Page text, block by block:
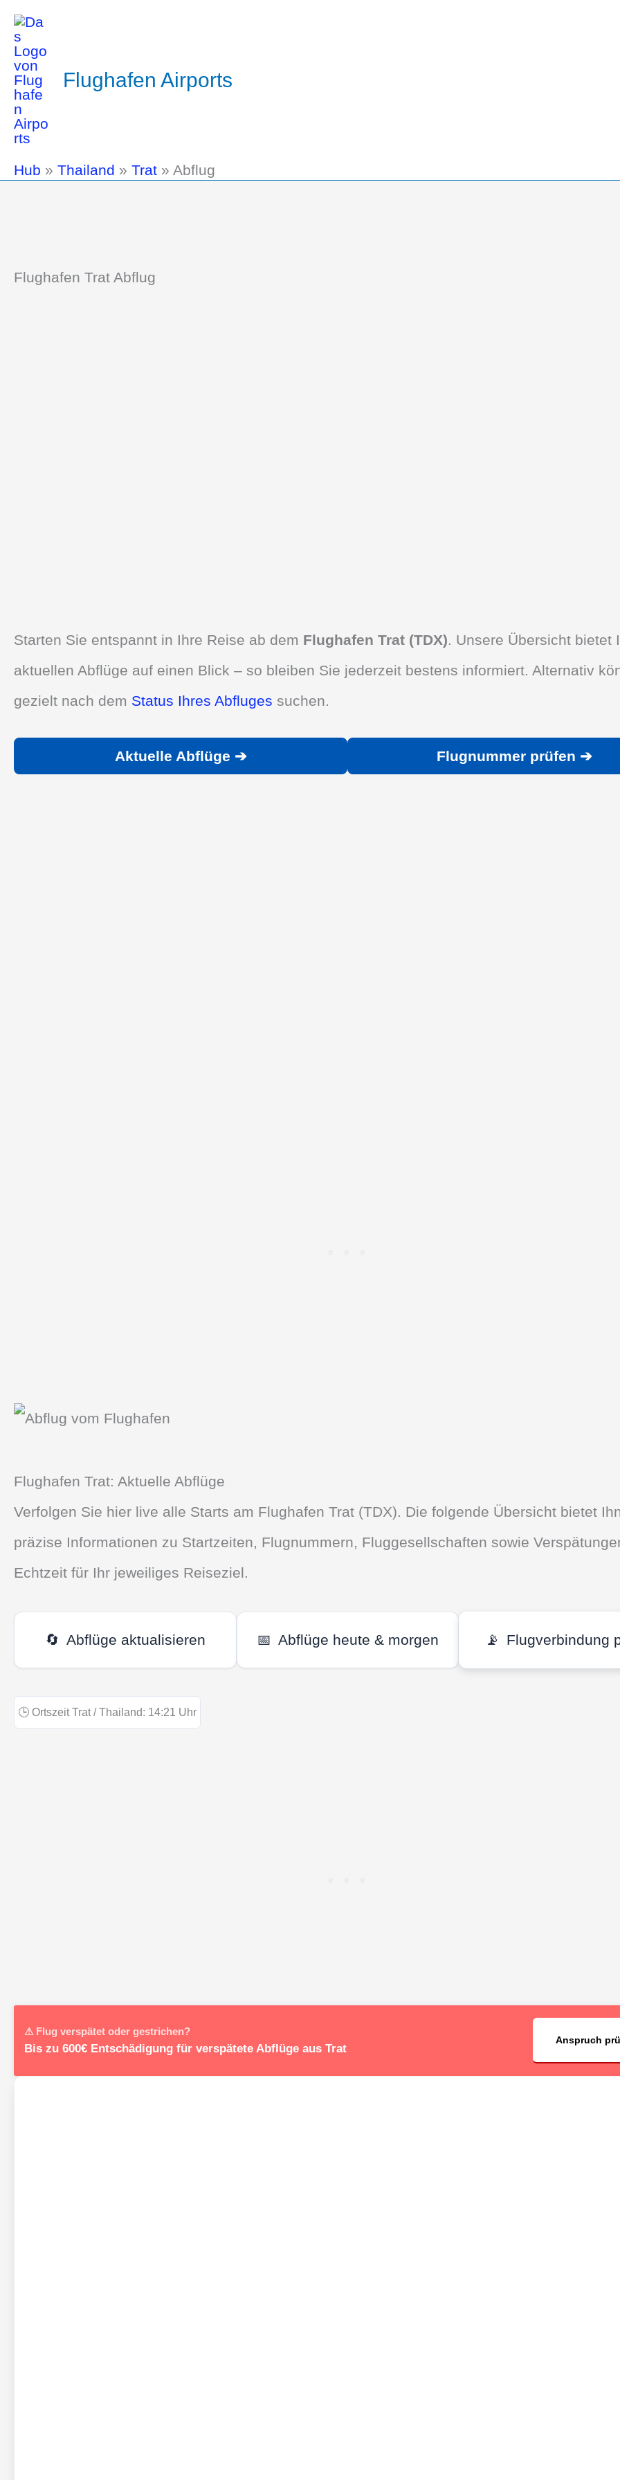
Flughafen Airports
Hub » Thailand » Trat » Abflug
Flughafen Trat Abflug
Starten Sie entspannt in Ihre Reise ab dem Flughafen Trat (TDX) . Unsere Übersicht bietet
aktuellen Abflüge auf einen Blick – so bleiben Sie jederzeit bestens informiert. Alternativ
gezielt nach dem Status Ihres Abfluges suchen.
Aktuelle Abflüge ➔ Flugnummer prüfen ➔
Flughafen Trat: Aktuelle Abflüge
Verfolgen Sie hier live alle Starts am Flughafen Trat (TDX). Die folgende Übersicht bietet
präzise Informationen zu Startzeiten, Flugnummern, Fluggesellschaften sowie
Echtzeit für Ihr jeweiliges Reiseziel.
🔄 Abflüge aktualisieren 📅 Abflüge heute & morgen 📡 Flugverbindung
🕒 Ortszeit Trat / Thailand: 14:21 Uhr
⚠ Flug verspätet oder gestrichen?
Bis zu 600€ Entschädigung für verspätete Abflüge aus Trat
Anspruch